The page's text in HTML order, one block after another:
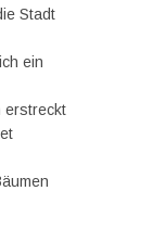
Stadt
ein
erstreckt